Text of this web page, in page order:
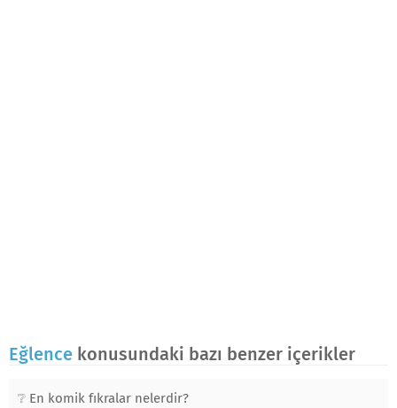
Eğlence konusundaki bazı benzer içerikler
En komik fıkralar nelerdir?